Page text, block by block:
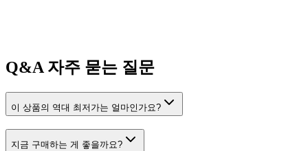
Q&A자주 묻는 질문
이 상품의 역대 최저가는 얼마인가요?
지금 구매하는 게 좋을까요?